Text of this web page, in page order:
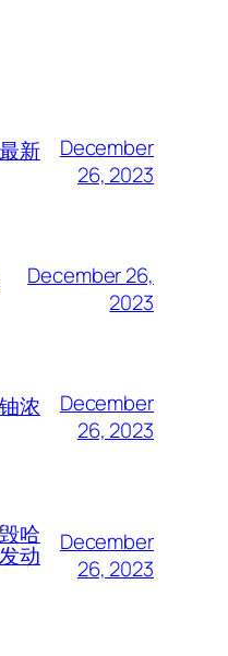
新
December
26, 2023
December 26,
2023
浓
December
26, 2023
哈
动
December
26, 2023